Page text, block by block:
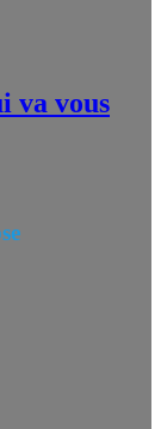
va vous